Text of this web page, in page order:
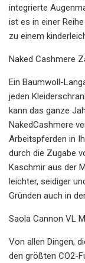
integrierte
ist es in einer
zu einem
Naked Cashmere
Ein Baumwoll-
jeden
kann das ganze
NakedCashmere
Arbeitspferden in
durch die Zugabe
Kaschmir aus der
leichter, seidiger
Gründen auch in
Saola Cannon VL
Von allen Dingen,
den größten CO2-